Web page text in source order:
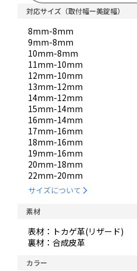
対応サイズ（取付幅ー美錠幅）
8mm-8mm
9mm-8mm
10mm-8mm
11mm-10mm
12mm-10mm
13mm-12mm
14mm-12mm
15mm-14mm
16mm-14mm
17mm-16mm
18mm-16mm
19mm-16mm
20mm-18mm
22mm-20mm
サイズについて
素材
表材：トカゲ革(リザード)
裏材：合成皮革
カラー